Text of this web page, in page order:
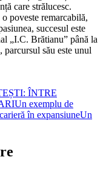
care strălucesc.
poveste remarcabilă,
succesul este
„I.C. Brătianu” până la
său este unul
ÎNTRE
Un exemplu de
în expansiuneUn